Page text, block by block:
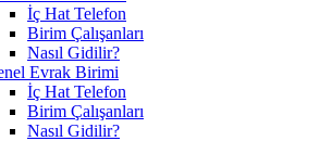
İç Hat Telefon
Birim Çalışanları
Nasıl Gidilir?
Evrak Birimi
İç Hat Telefon
Birim Çalışanları
Nasıl Gidilir?